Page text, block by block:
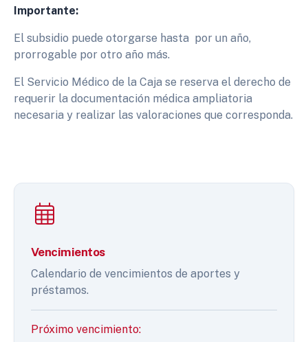
Importante:
El subsidio puede otorgarse hasta por un año,
prorrogable por otro año más.
El Servicio Médico de la Caja se reserva el derecho de
requerir la documentación médica ampliatoria
necesaria y realizar las valoraciones que corresponda.
Vencimientos
Calendario de vencimientos de aportes y
préstamos.
Próximo vencimiento: